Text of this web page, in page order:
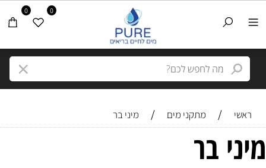
0 0
ראשי / מתקני מים / מיני בר
מיני בר